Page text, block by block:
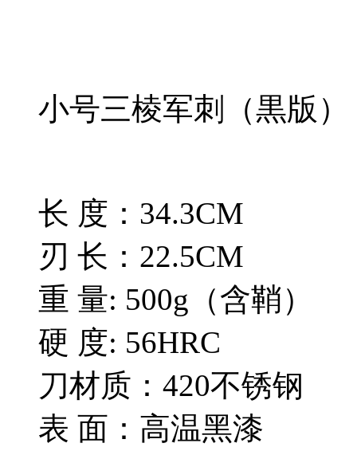
小号三棱军刺（黒版）
长 度：34.3CM
刃 长：22.5CM
重 量: 500g（含鞘）
硬 度: 56HRC
刀材质：420不锈钢
表 面：高温黑漆